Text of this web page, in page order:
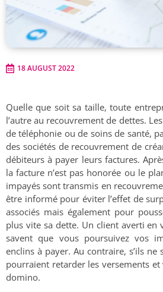
18 AUGUST 2022
Quelle que soit sa taille, toute
l’autre au recouvrement de dettes.
de téléphonie ou de soins de santé,
des sociétés de recouvrement de
débiteurs à payer leurs factures.
la facture n’est pas honorée ou le
impayés sont transmis en
être informé pour éviter l’effet de
associés mais également pour
plus vite sa dette. Un client averti en
savent que vous poursuivez vos
enclins à payer. Au contraire, s’ils ne
pourraient retarder les versements
domino.